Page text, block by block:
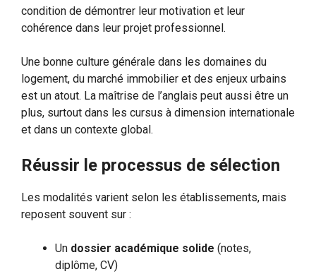
condition de démontrer leur motivation et leur
cohérence dans leur projet professionnel.
Une bonne culture générale dans les domaines du
logement, du marché immobilier et des enjeux urbains
est un atout. La maîtrise de l’anglais peut aussi être un
plus, surtout dans les cursus à dimension internationale
et dans un contexte global.
Réussir le processus de sélection
Les modalités varient selon les établissements, mais
reposent souvent sur :
Un dossier académique solide (notes,
diplôme, CV)